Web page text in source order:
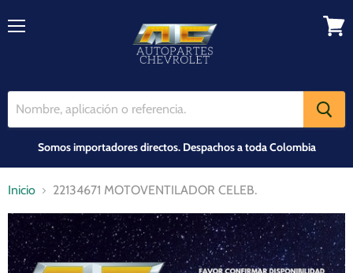
Somos importadores directos. Despachos a toda Colombia
Inicio 22134671 MOTOVENTILADOR CELEB.